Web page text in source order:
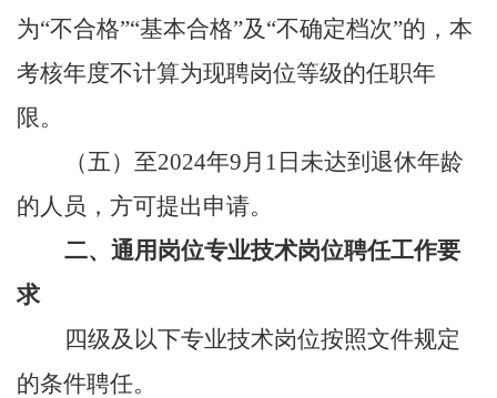
为“不合格”“基本合格”及“不确定档次”的，本
考核年度不计算为现聘岗位等级的任职年
限。
（五）至2024年9月 1 日未达到退休年龄
的人员，方可提出申请。
二、通用岗位专业技术岗位聘任工作要
求
四级及以下专业技术岗位按照文件规定
的条件聘任。